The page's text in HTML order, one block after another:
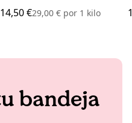
14,50 €29,00 € por1 kilo
bandeja